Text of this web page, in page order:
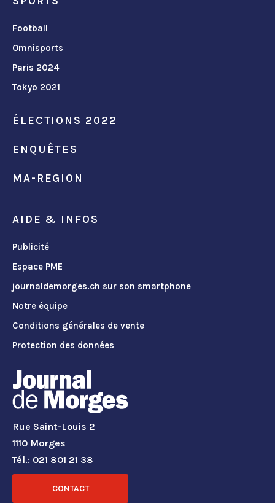
Football
Omnisports
Paris 2024
Tokyo 2021
ÉLECTIONS 2022
ENQUÊTES
MA-REGION
AIDE & INFOS
Publicité
Espace PME
journaldemorges.ch sur son smartphone
Notre équipe
Conditions générales de vente
Protection des données
Rue Saint-Louis 2
1110 Morges
Tél.: 021 801 21 38
CONTACT